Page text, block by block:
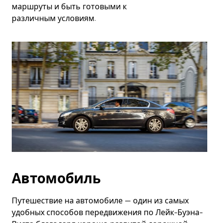
маршруты и быть готовыми к
различным условиям.
Автомобиль
Путешествие на автомобиле — один из самых
удобных способов передвижения по Лейк-Буэна-